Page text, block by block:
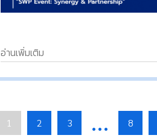
อ่านเพิ่มเติม
1 2 3 … 8